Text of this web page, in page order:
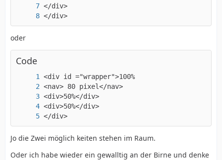
</div>
oder
Code
</div>
Jo die Zwei möglich keiten stehen im Raum.
Oder ich habe wieder ein gewalltig an der Birne und denke